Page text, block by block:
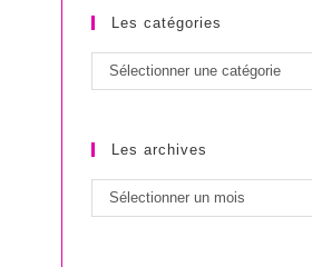
Les catégories
Les
catégories
Sélectionner une catégorie
Les archives
Les
archives
Sélectionner un mois